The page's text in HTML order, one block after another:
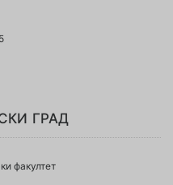
град
факултет